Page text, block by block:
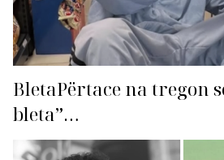
BletaPërtace na tregon
bleta”…